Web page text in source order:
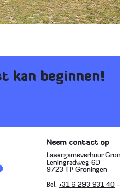
kan beginnen!
Neem contact op
Lasergameverhuur
Leningradweg 6D
9723 TP Groningen
Bel: +31 6 293 931 40